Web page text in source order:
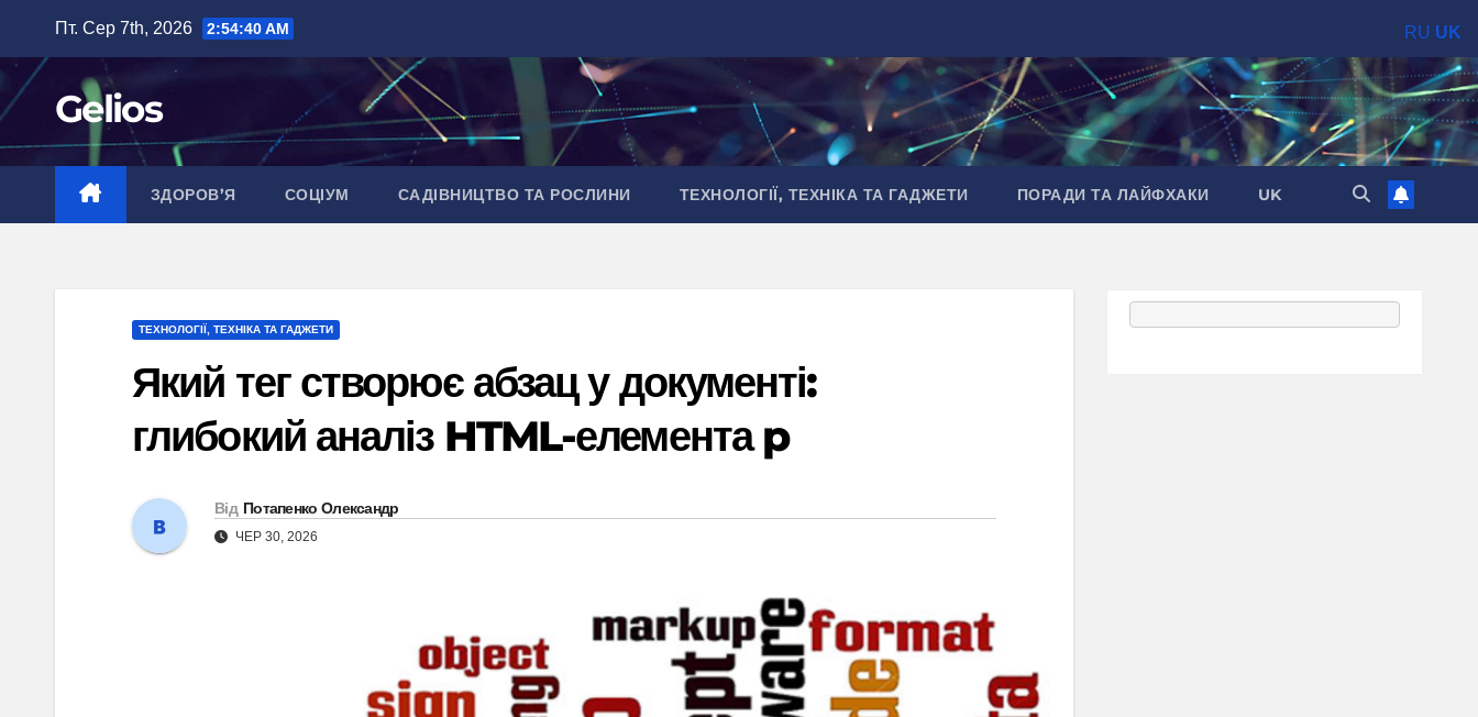
вмісту
Пт. Сер 7th, 2026 2:54:41 AM
Gelios
ЗДОРОВ’Я СОЦІУМ САДІВНИЦТВО ТА РОСЛИНИ ТЕХНОЛОГІЇ, ТЕХНІКА ТА ГАДЖЕТИ ПОРАДИ ТА ЛАЙФХАКИ UK
ТЕХНОЛОГІЇ, ТЕХНІКА ТА ГАДЖЕТИ
Який тег створює абзац у документі:
глибокий аналіз HTML-елемента p
Від Потапенко Олександр
ЧЕР 30, 2026
RU UK